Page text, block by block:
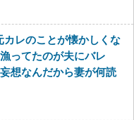
レのことが懐かしくな
ってたのが夫にバレ
想なんだから妻が何読